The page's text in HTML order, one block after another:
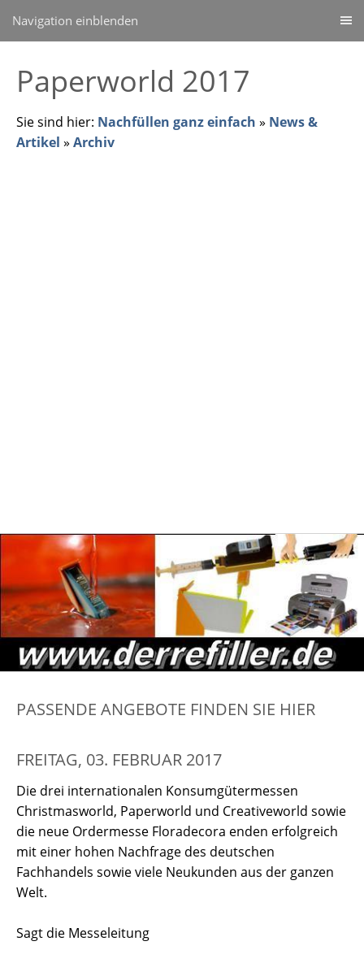
Navigation einblenden
Paperworld 2017
Sie sind hier: Nachfüllen ganz einfach » News &
Artikel » Archiv
PASSENDE ANGEBOTE FINDEN SIE HIER
FREITAG, 03. FEBRUAR 2017
Die drei internationalen Konsumgütermessen
Christmasworld, Paperworld und Creativeworld sowie
die neue Ordermesse Floradecora enden erfolgreich
mit einer hohen Nachfrage des deutschen
Fachhandels sowie viele Neukunden aus der ganzen
Welt.
Sagt die Messeleitung